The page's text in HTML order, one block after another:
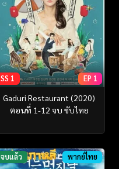
SS 1 EP 1
Gaduri Restaurant (2020)
ตอนที่ 1-12 จบ ซับไทย
จบแล้ว พากย์ไทย